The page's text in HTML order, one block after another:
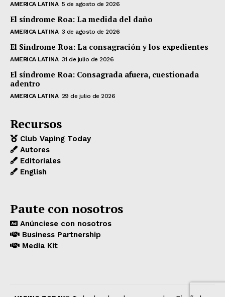
AMERICA LATINA 5 de agosto de 2026
El síndrome Roa: La medida del daño
AMERICA LATINA 3 de agosto de 2026
El Síndrome Roa: La consagración y los expedientes
AMERICA LATINA 31 de julio de 2026
El síndrome Roa: Consagrada afuera, cuestionada
adentro
AMERICA LATINA 29 de julio de 2026
Recursos
Club Vaping Today
Autores
Editoriales
English
Paute con nosotros
Anúnciese con nosotros
Business Partnership
Media Kit